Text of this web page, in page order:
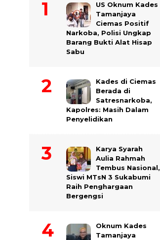
US Oknum Kades
Tamanjaya
Ciemas Positif
Narkoba, Polisi Ungkap
Barang Bukti Alat Hisap
Sabu
Kades di Ciemas
Berada di
Satresnarkoba,
Kapolres: Masih Dalam
Penyelidikan
Karya Syarah
Aulia Rahmah
Tembus Nasional,
Siswi MTsN 3 Sukabumi
Raih Penghargaan
Bergengsi
Oknum Kades
Tamanjaya